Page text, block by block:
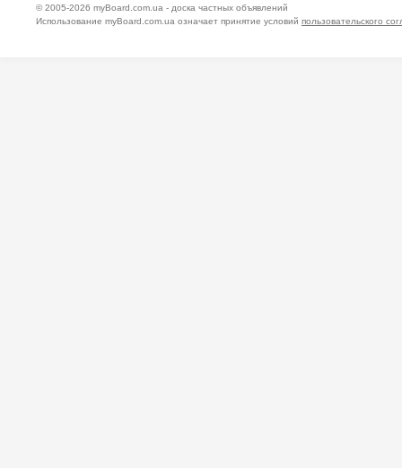
© 2005-2026 myBoard.com.ua - доска частных объявлений
Использование myBoard.com.ua означает принятие условий пользовательского